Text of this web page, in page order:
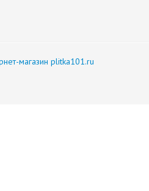
магазин plitka101.ru